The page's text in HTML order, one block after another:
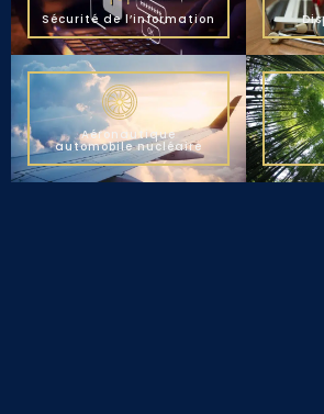
Sécurité de l’information
Aéronautique
automobile nucléaire